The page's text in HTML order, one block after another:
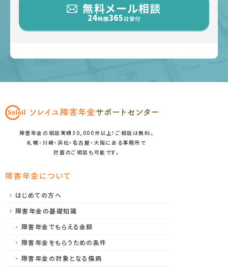
無料メール相談
24時間365 日受付
障害年金の相談実績30,000件以上！ご相談は無料。
札幌・川崎・浜松・名古屋・大阪にある事務所で
対面のご相談も可能です。
障害年金について
はじめての方へ
障害年金の基礎知識
障害年金でもらえる金額
障害年金をもらうための条件
障害年金の対象となる傷病